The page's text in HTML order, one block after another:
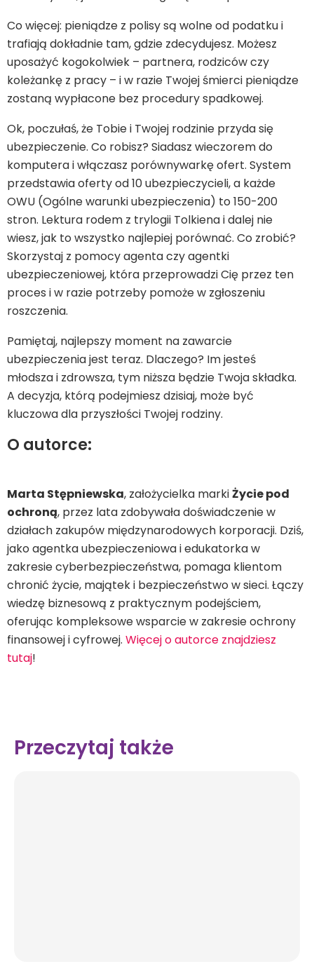
Co więcej: pieniądze z polisy są wolne od podatku i
trafiają dokładnie tam, gdzie zdecydujesz. Możesz
uposażyć kogokolwiek – partnera, rodziców czy
koleżankę z pracy – i w razie Twojej śmierci pieniądze
zostaną wypłacone bez procedury spadkowej.
Ok, poczułaś, że Tobie i Twojej rodzinie przyda się
ubezpieczenie. Co robisz? Siadasz wieczorem do
komputera i włączasz porównywarkę ofert. System
przedstawia oferty od 10 ubezpieczycieli, a każde
OWU (Ogólne warunki ubezpieczenia) to 150-200
stron. Lektura rodem z trylogii Tolkiena i dalej nie
wiesz, jak to wszystko najlepiej porównać. Co zrobić?
Skorzystaj z pomocy agenta czy agentki
ubezpieczeniowej, która przeprowadzi Cię przez ten
proces i w razie potrzeby pomoże w zgłoszeniu
roszczenia.
Pamiętaj, najlepszy moment na zawarcie
ubezpieczenia jest teraz. Dlaczego? Im jesteś
młodsza i zdrowsza, tym niższa będzie Twoja składka.
A decyzja, którą podejmiesz dzisiaj, może być
kluczowa dla przyszłości Twojej rodziny.
O autorce:
Marta Stępniewska, założycielka markiŻycie pod
ochroną, przez lata zdobywała doświadczenie w
działach zakupów międzynarodowych korporacji. Dziś,
jako agentka ubezpieczeniowa i edukatorka w
zakresie cyberbezpieczeństwa, pomaga klientom
chronić życie, majątek i bezpieczeństwo w sieci. Łączy
wiedzę biznesową z praktycznym podejściem,
oferując kompleksowe wsparcie w zakresie ochrony
finansowej i cyfrowej. Więcej o autorce znajdziesz
tutaj!
Przeczytaj także